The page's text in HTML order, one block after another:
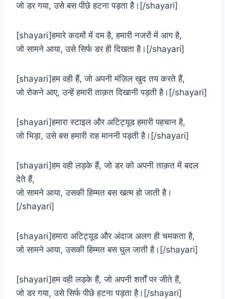
जो डर गया, उसे बस पीछे हटना पड़ता है।[/shayari]
[shayari]हमारे कदमों में दम है, हमारी नजरों में आग है,
जो सामने आया, उसे सिर्फ डर ही दिखता है।[/shayari]
[shayari]हम वही हैं, जो अपनी मंज़िल खुद तय करते हैं,
जो रोकने आए, उन्हें हमारी ताक़त दिखानी पड़ती है।[/shayari]
[shayari]हमारा स्टाइल और अटिट्यूड हमारी पहचान है,
जो भिड़ा, उसे बस हमारी राह माननी पड़ती है।[/shayari]
[shayari]हम वही लड़के हैं, जो डर को अपनी ताक़त में बदल
देते हैं,
जो सामने आया, उसकी हिम्मत बस खत्म हो जाती है।
[/shayari]
[shayari]हमारा अटिट्यूड और अंदाज अलग ही चमकता है,
जो सामने आया, उसकी हिम्मत बस घुल जाती है।[/shayari]
[shayari]हम वही लड़के हैं, जो अपनी शर्तों पर जीते हैं,
जो डर गया, उसे सिर्फ पीछे हटना पड़ता है।[/shayari]